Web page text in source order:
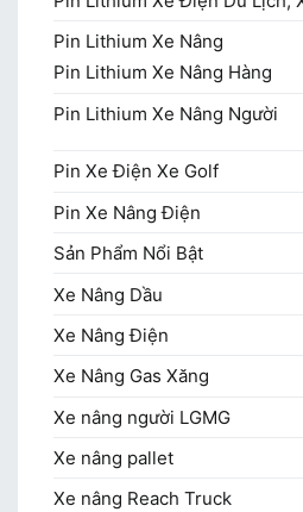
Pin Lithium Xe Nâng
Pin Lithium Xe Nâng Hàng
Pin Lithium Xe Nâng Người
Pin Xe Điện Xe Golf
Pin Xe Nâng Điện
Sản Phẩm Nổi Bật
Xe Nâng Dầu
Xe Nâng Điện
Xe Nâng Gas Xăng
Xe nâng người LGMG
Xe nâng pallet
Xe nâng Reach Truck